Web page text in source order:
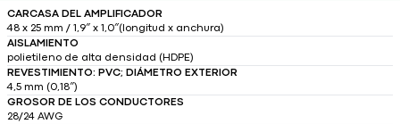
CARCASA DEL AMPLIFICADOR
48 x 25 mm / 1,9″ x 1,0″(longitud x anchura)
AISLAMIENTO
polietileno de alta densidad (HDPE)
REVESTIMIENTO: PVC; DIÁMETRO EXTERIOR
4,5 mm (0,18″)
GROSOR DE LOS CONDUCTORES
28/24 AWG